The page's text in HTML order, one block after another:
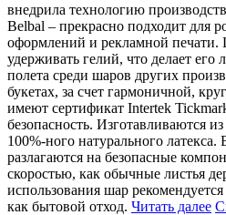
внедрила технологию
Belbal – прекрасно подходит для
оформлений и рекламной печати.
удерживать гелий, что делает его
полета среди шаров других
букетах, за счет гармоничной,
имеют сертификат Intertek
безопасность. Изготавливаются
100%-ного натурального
разлагаются на безопасные
скоростью, как обычные листья
использования шар
как бытовой отход. Читать далее